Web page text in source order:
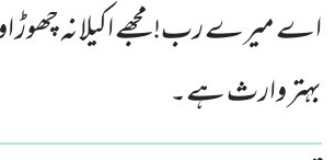
اے میرے رب! مجھے اکیلا نہ
بہتر وارث ہے۔